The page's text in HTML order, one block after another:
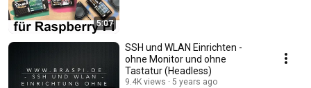
5:07
SSH und WLAN Einrichten -
ohne Monitor und ohne
Tastatur (Headless)
9.4K views 5 years ago